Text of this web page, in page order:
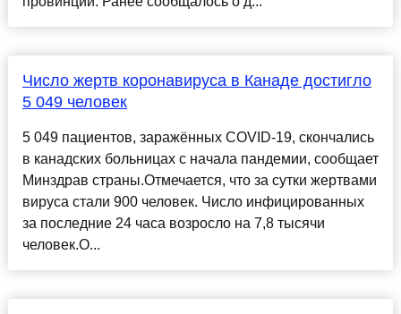
Число жертв коронавируса в Канаде достигло
5 049 человек
5 049 пациентов, заражённых COVID-19, скончались
в канадских больницах с начала пандемии, сообщает
Минздрав страны.Отмечается, что за сутки жертвами
вируса стали 900 человек. Число инфицированных
за последние 24 часа возросло на 7,8 тысячи
человек.О...